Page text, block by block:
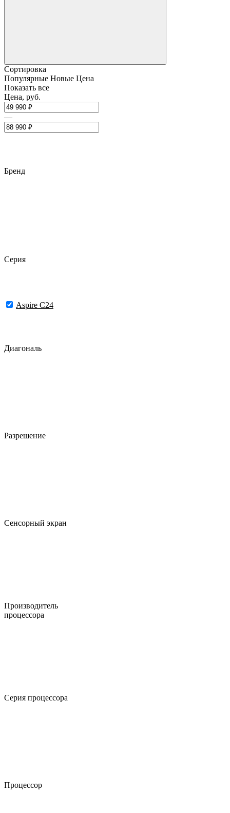
Сортировка
Популярные Новые Цена
Показать все
Цена, руб.
—
Бренд
Серия
Aspire C24
Диагональ
Разрешение
Сенсорный экран
Производитель
процессора
Серия процессора
Процессор